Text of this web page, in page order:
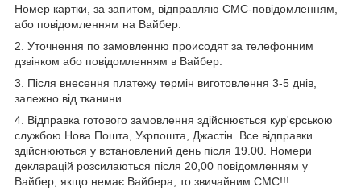
Номер картки, за запитом, відправляю СМС-повідомленням,
або повідомленням на Вайбер.
2. Уточнення по замовленню происодят за телефонним
дзвінком або повідомленням в Вайбер.
3. Після внесення платежу термін виготовлення 3-5 днів,
залежно від тканини.
4. Відправка готового замовлення здійснюється кур'єрською
службою Нова Пошта, Укрпошта, Джастін. Все відправки
здійснюються у встановлений день після 19.00. Номери
декларацій розсилаються після 20,00 повідомленням у
Вайбер, якщо немає Вайбера, то звичайним СМС!!!